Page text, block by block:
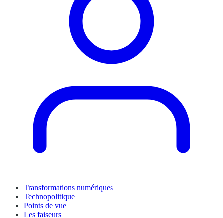
Transformations numériques
Technopolitique
Points de vue
Les faiseurs